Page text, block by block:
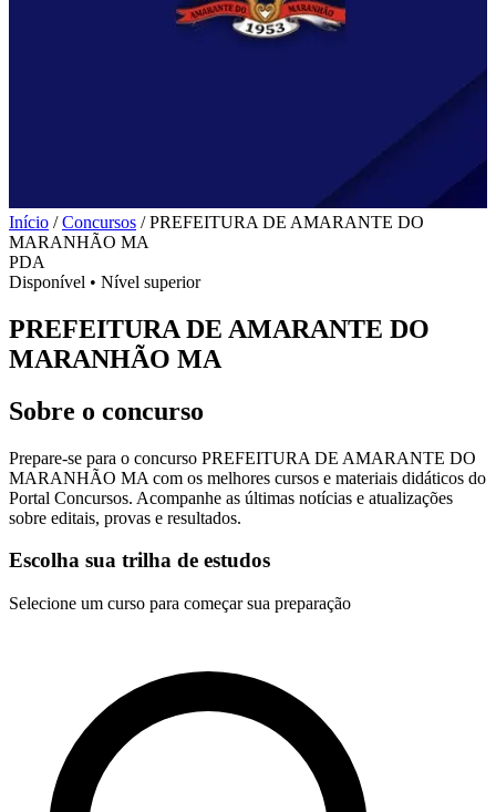
Início / Concursos / PREFEITURA DE AMARANTE DO
MARANHÃO MA
PDA
Disponível • Nível superior
PREFEITURA DE AMARANTE DO
MARANHÃO MA
Sobre o concurso
Prepare-se para o concurso PREFEITURA DE AMARANTE DO
MARANHÃO MA com os melhores cursos e materiais didáticos do
Portal Concursos. Acompanhe as últimas notícias e atualizações
sobre editais, provas e resultados.
Escolha sua trilha de estudos
Selecione um curso para começar sua preparação